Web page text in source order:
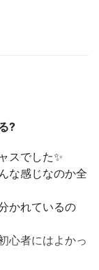
?
スでした✨
な感じなのか全
かれているの
心者にはよかっ